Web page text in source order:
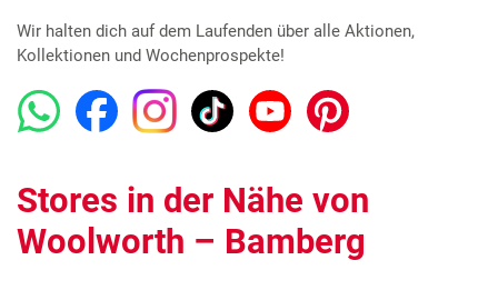
Wir halten dich auf dem Laufenden über alle Aktionen,
Kollektionen und Wochenprospekte!
Stores in der Nähe von
Woolworth – Bamberg